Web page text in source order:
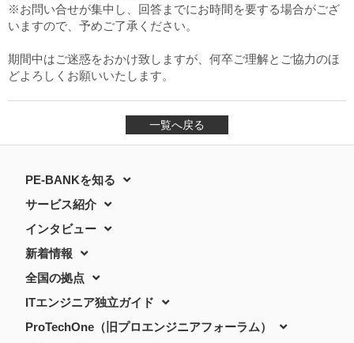
※お問い合せが集中し、回答までにお時間を要する場合がござ
いますので、予めご了承ください。
期間中はご迷惑をおかけ致しますが、何卒ご理解とご協力のほ
どよろしくお願いいたします。
一覧へ戻る
PE-BANKを知る
サービス紹介
インタビュー
新着情報
全国の拠点
ITエンジニア独立ガイド
ProTechOne（旧プロエンジニアフォーラム）